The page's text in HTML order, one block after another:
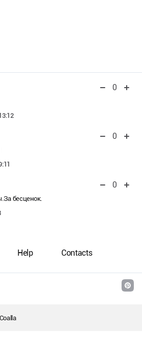
0
0
0
бесценок.
Help Contacts
Coalla